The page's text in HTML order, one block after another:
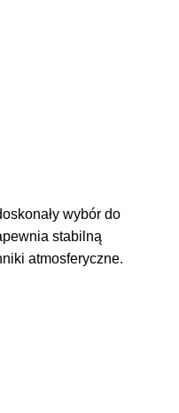
wybór do
stabilną
atmosferyczne.